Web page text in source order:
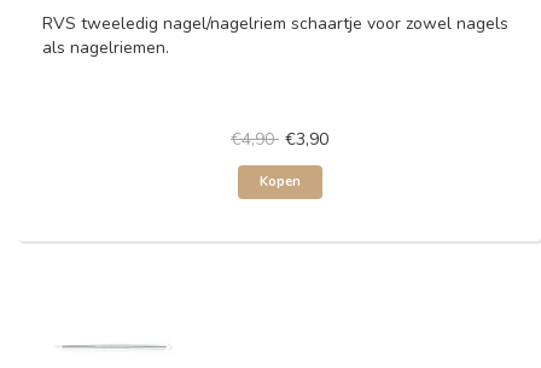
RVS tweeledig nagel/nagelriem schaartje voor zowel nagels
als nagelriemen.
€4,90 €3,90
Kopen